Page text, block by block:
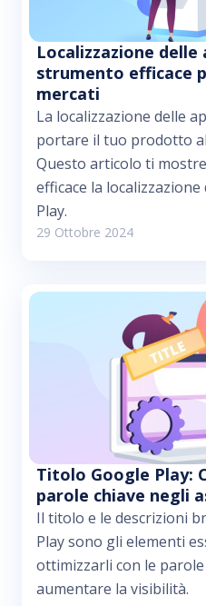
Localizzazione delle
strumento efficace
mercati
La localizzazione delle
portare il tuo prodotto
Questo articolo ti
efficace la
Play.
29 Ottobre 2024
Titolo Google Play:
parole chiave negli
Il titolo e le descrizioni
Play sono gli elementi
ottimizzarli con le parole
aumentare la visibilità.